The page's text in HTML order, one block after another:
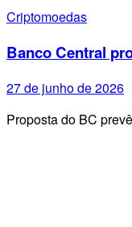
Criptomoedas
Banco Central
27 de junho de 2026
Proposta do BC